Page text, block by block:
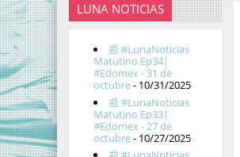
LUNA NOTICIAS
📰 #LunaNoticias
Matutino Ep34|
#Edomex - 31 de
octubre- 10/31/2025
📰 #LunaNoticias
Matutino Ep33|
#Edomex - 27 de
octubre- 10/27/2025